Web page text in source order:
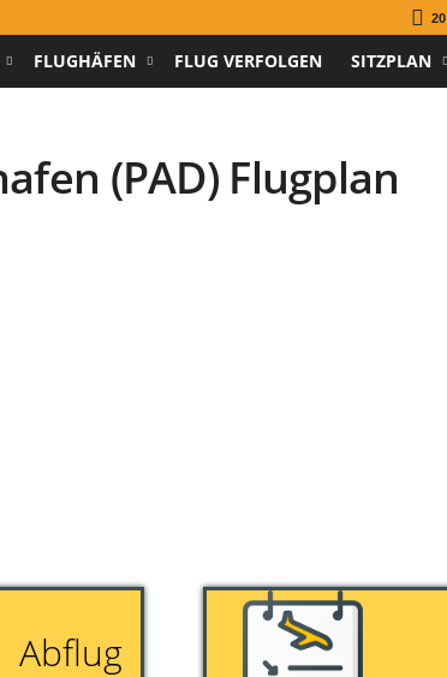
20
FLUGHÄFEN FLUG VERFOLGEN SITZPLAN
(PAD) Flugplan
Abflug